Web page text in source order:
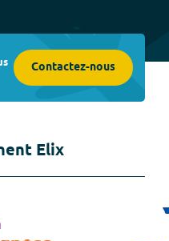
Contactez-nous
Elix